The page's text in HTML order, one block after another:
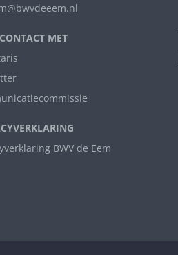
MET
BWV de Eem